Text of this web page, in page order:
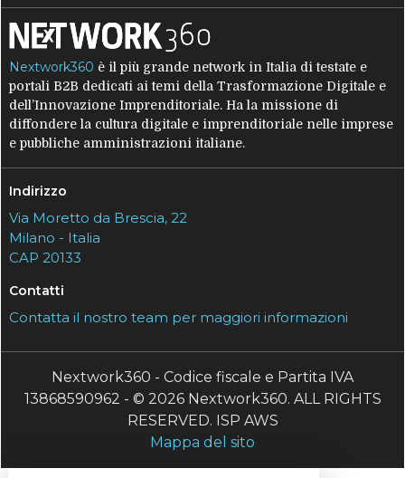
Nextwork360 è il più grande network in Italia di testate e
portali B2B dedicati ai temi della Trasformazione Digitale e
dell’Innovazione Imprenditoriale. Ha la missione di
diffondere la cultura digitale e imprenditoriale nelle imprese
e pubbliche amministrazioni italiane.
Indirizzo
Via Moretto da Brescia, 22
Milano - Italia
CAP 20133
Contatti
Contatta il nostro team per maggiori informazioni
Nextwork360 - Codice fiscale e Partita IVA
13868590962 - © 2026 Nextwork360. ALL RIGHTS
RESERVED. ISP AWS
Mappa del sito